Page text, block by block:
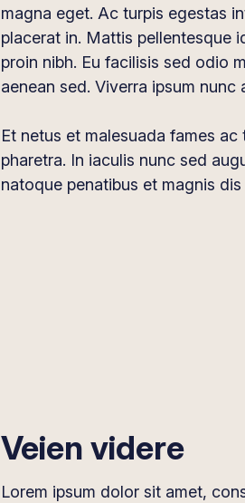
magna eget. Ac turpis egestas
placerat in. Mattis pellentesque
proin nibh. Eu facilisis sed odio
aenean sed. Viverra ipsum nunc
Et netus et malesuada fames
pharetra. In iaculis nunc sed
natoque penatibus et magnis
Veien videre
Lorem ipsum dolor sit amet,